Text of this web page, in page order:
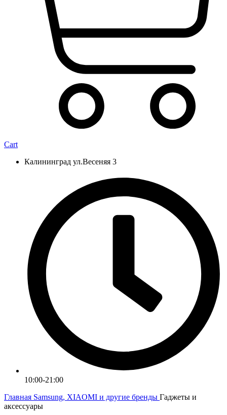
Cart
Калининград ул.Весеняя 3
10:00-21:00
Главная Samsung, XIAOMI и другие бренды Гаджеты и
аксессуары